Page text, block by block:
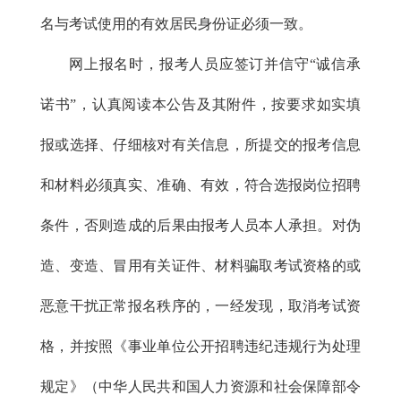
名与考试使用的有效居民身份证必须一致。
网上报名时，报考人员应签订并信守“诚信承
诺书”，认真阅读本公告及其附件，按要求如实填
报或选择、仔细核对有关信息，所提交的报考信息
和材料必须真实、准确、有效，符合选报岗位招聘
条件，否则造成的后果由报考人员本人承担。对伪
造、变造、冒用有关证件、材料骗取考试资格的或
恶意干扰正常报名秩序的，一经发现，取消考试资
格，并按照《事业单位公开招聘违纪违规行为处理
规定》（中华人民共和国人力资源和社会保障部令